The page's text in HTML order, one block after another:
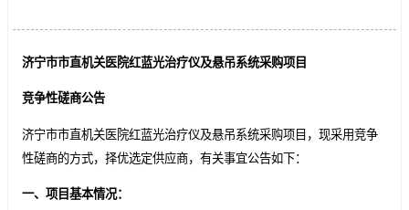
济宁市市直机关医院红蓝光治疗仪及悬吊系统采购项目
竞争性磋商公告
济宁市市直机关医院红蓝光治疗仪及悬吊系统采购项目，现采用竞争
性磋商的方式，择优选定供应商，有关事宜公告如下：
一、项目基本情况：